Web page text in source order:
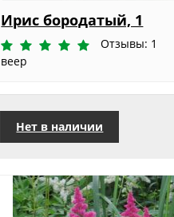
Ирис бородатый, 1
Отзывы: 1
веер
Нет в наличии